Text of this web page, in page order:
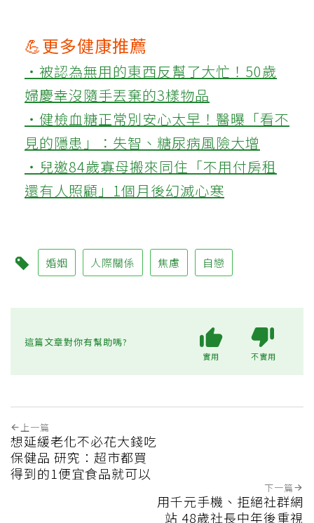
💪更多健康推薦
‧被認為無用的東西反幫了大忙！50歲
婦慶幸沒隨手丟棄的3樣物品
‧健檢血糖正常別安心太早！醫曝「看不
見的隱患」：失智、糖尿病風險大增
‧兒邀84歲寡母搬來同住「不用付房租
還有人照顧」1個月後幻滅心寒
婚姻 人際關係 焦慮 自戀
這篇文章對你有幫助嗎?
實用 不實用
上一篇
想延緩老化不必花大錢吃
保健品 研究：超市都買
得到的1便宜食品就可以
下一篇
用千元手機、拒絕社群網
站 48歲社長中年後重視